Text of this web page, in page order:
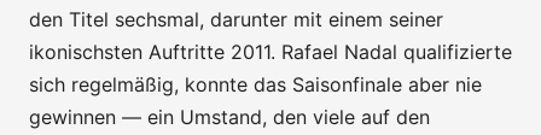
den Titel sechsmal, darunter mit einem seiner
ikonischsten Auftritte 2011. Rafael Nadal qualifizierte
sich regelmäßig, konnte das Saisonfinale aber nie
gewinnen — ein Umstand, den viele auf den